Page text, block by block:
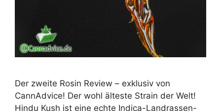
Der zweite Rosin Review – exklusiv von
CannAdvice! Der wohl älteste Strain der Welt!
Hindu Kush ist eine echte Indica-Landrassen-